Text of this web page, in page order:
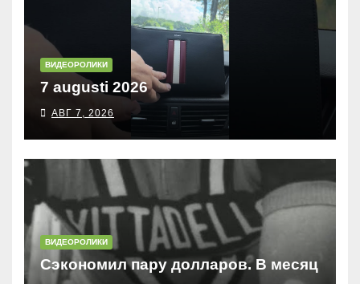
ВИДЕОРОЛИКИ
7 augusti 2026
АВГ 7, 2026
ВИДЕОРОЛИКИ
Сэкономил пару долларов. В месяц